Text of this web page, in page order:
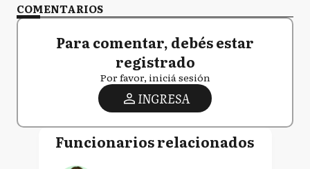
COMENTARIOS
Para comentar, debés estar
registrado
Por favor, iniciá sesión
INGRESA
Funcionarios relacionados